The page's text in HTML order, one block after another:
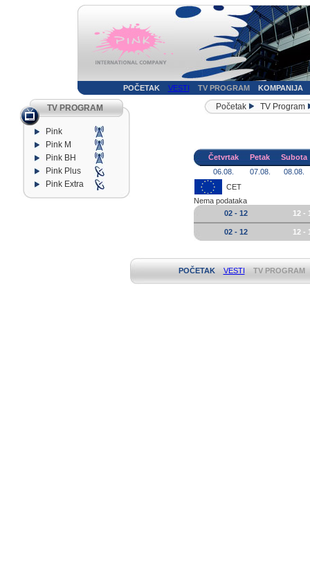
POČETAK VESTI TV PROGRAM KOMPANIJA
TV PROGRAM
Pink
Pink M
Pink BH
Pink Plus
Pink Extra
Početak TV Program
Četvrtak Petak
Subota
06.08.
07.08.
08.08.
CET
Nema podataka
02 - 12
12 -
02 - 12 12 -
POČETAK VESTI TV PROGRAM